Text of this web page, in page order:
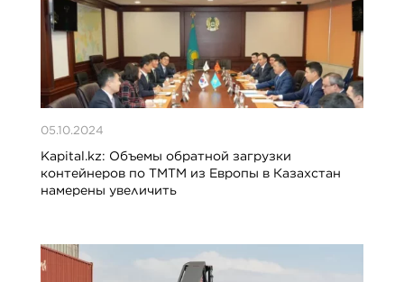
05.10.2024
Kapital.kz: Объемы обратной загрузки
контейнеров по ТМТМ из Европы в Казахстан
намерены увеличить